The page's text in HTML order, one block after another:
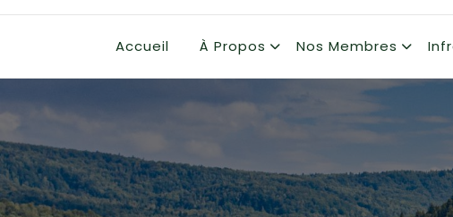
Accueil À Propos Nos Membres